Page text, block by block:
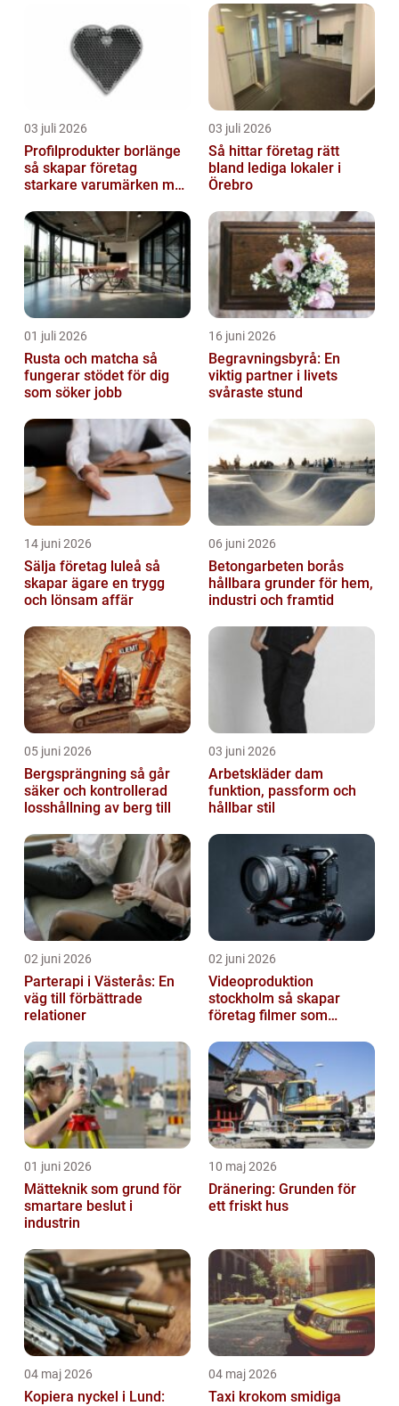
03 juli 2026
Profilprodukter borlänge
så skapar företag
starkare varumärken med
03 juli 2026
Så hittar företag rätt
bland lediga lokaler i
Örebro
01 juli 2026
Rusta och matcha så
fungerar stödet för dig
som söker jobb
16 juni 2026
Begravningsbyrå: En
viktig partner i livets
svåraste stund
14 juni 2026
Sälja företag luleå så
skapar ägare en trygg
och lönsam affär
06 juni 2026
Betongarbeten borås
hållbara grunder för hem,
industri och framtid
05 juni 2026
Bergsprängning så går
säker och kontrollerad
losshållning av berg till
03 juni 2026
Arbetskläder dam
funktion, passform och
hållbar stil
02 juni 2026
Parterapi i Västerås: En
väg till förbättrade
relationer
02 juni 2026
Videoproduktion
stockholm så skapar
företag filmer som
01 juni 2026
Mätteknik som grund för
smartare beslut i
industrin
10 maj 2026
Dränering: Grunden för
ett friskt hus
04 maj 2026
Kopiera nyckel i Lund:
04 maj 2026
Taxi krokom smidiga